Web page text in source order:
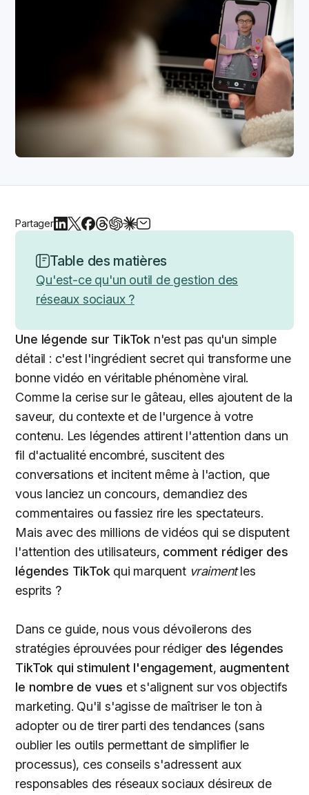
Partager
Table des matières
Qu'est-ce qu'un outil de gestion des
réseaux sociaux ?
Une légende sur TikTok n'est pas qu'un simple
détail : c'est l'ingrédient secret qui transforme une
bonne vidéo en véritable phénomène viral.
Comme la cerise sur le gâteau, elles ajoutent de la
saveur, du contexte et de l'urgence à votre
contenu. Les légendes attirent l'attention dans un
fil d'actualité encombré, suscitent des
conversations et incitent même à l'action, que
vous lanciez un concours, demandiez des
commentaires ou fassiez rire les spectateurs.
Mais avec des millions de vidéos qui se disputent
l'attention des utilisateurs, comment rédiger des
légendes TikTokqui marquent vraimentles
esprits ?
Dans ce guide, nous vous dévoilerons des
stratégies éprouvées pour rédiger des légendes
TikTok qui stimulent l'engagement, augmentent
le nombre de vues et s'alignent sur vos objectifs
marketing. Qu'il s'agisse de maîtriser le ton à
adopter ou de tirer parti des tendances (sans
oublier les outils permettant de simplifier le
processus), ces conseils s'adressent aux
responsables des réseaux sociaux désireux de